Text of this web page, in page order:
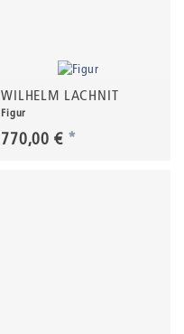
WILHELM LACHNIT
Figur
770,00 € *